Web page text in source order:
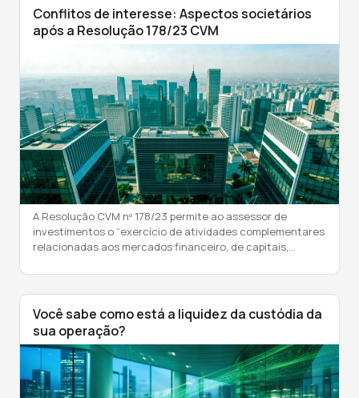
estrutural […]
Conflitos de interesse: Aspectos societários
após a Resolução 178/23 CVM
A Resolução CVM nº 178/23 permite ao assessor de
investimentos o “exercício de atividades complementares
relacionadas aos mercados financeiro, de capitais,
não sejam atividades conflitantes, tais como:
administração de carteira de valores mobiliários,
consultoria de valores mobiliários; e a análise de valores
mobiliários”, nos termos do art. […]
Você sabe como está a liquidez da custódia da
sua operação?